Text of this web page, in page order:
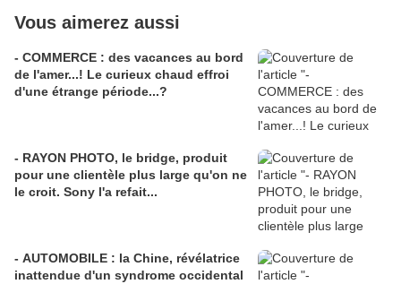
Vous aimerez aussi
- COMMERCE : des vacances au bord
de l'amer...! Le curieux chaud effroi
d'une étrange période...?
- RAYON PHOTO, le bridge, produit
pour une clientèle plus large qu'on ne
le croit. Sony l'a refait...
- AUTOMOBILE : la Chine, révélatrice
inattendue d'un syndrome occidental